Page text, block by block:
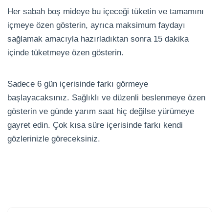
Her sabah boş mideye bu içeceği tüketin ve tamamını
içmeye özen gösterin, ayrıca maksimum faydayı
sağlamak amacıyla hazırladıktan sonra 15 dakika
içinde tüketmeye özen gösterin.
Sadece 6 gün içerisinde farkı görmeye
başlayacaksınız. Sağlıklı ve düzenli beslenmeye özen
gösterin ve günde yarım saat hiç değilse yürümeye
gayret edin. Çok kısa süre içerisinde farkı kendi
gözlerinizle göreceksiniz.